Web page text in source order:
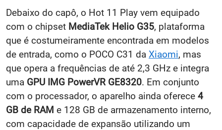
Debaixo do capô, o Hot 11 Play vem equipado
com o chipset MediaTek Helio G35, plataforma
que é costumeiramente encontrada em modelos
de entrada, como o POCO C31 da Xiaomi, mas
que opera a frequências de até 2,3 GHz e integra
uma GPU IMG PowerVR GE8320. Em conjunto
com o processador, o aparelho ainda oferece 4
GB de RAM e 128 GB de armazenamento interno,
com capacidade de expansão utilizando um